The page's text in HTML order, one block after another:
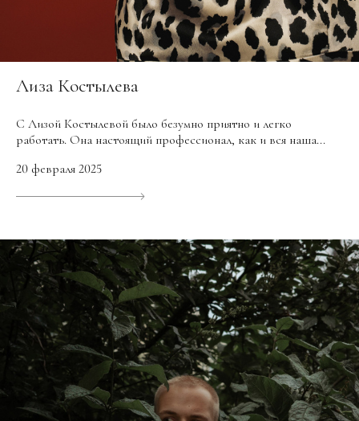
Лиза Костылева
С Лизой Костылевой было безумно приятно и легко
работать. Она настоящий профессионал, как и вся наша...
20 февраля 2025